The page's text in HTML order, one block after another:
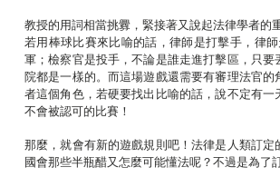
教授的用詞相當挑釁，緊接著又說起法律學者
若用棒球比賽來比喻的話，律師是打擊手，律
軍；檢察官是投手，不論是誰走進打擊區，只
院都是一樣的。而這場遊戲還需要有審理法官
者這個角色，若硬要找出比喻的話，說不定有
不會被認可的比賽！
那麼，就會有新的遊戲規則吧！法律是人類訂
國會那些半瓶醋又怎麼可能懂法呢？不過是為